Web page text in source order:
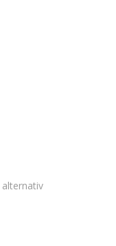
alternativ